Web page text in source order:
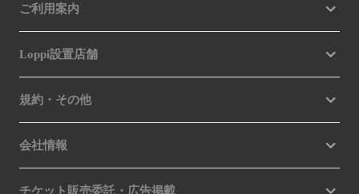
ご利用案内
Loppi設置店舗
規約・その他
会社情報
チケット販売委託・広告掲載